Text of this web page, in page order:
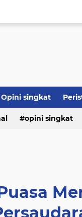
Opini singkat
opini singkat